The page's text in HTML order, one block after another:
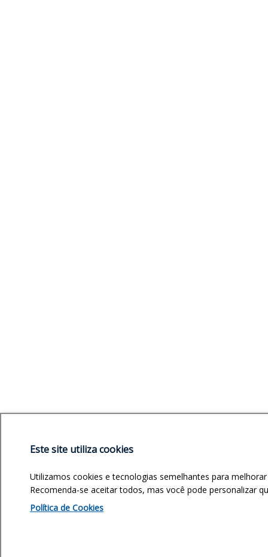
Este site utiliza cookies
Utilizamos cookies e tecnologias semelhantes para
Recomenda-se aceitar todos, mas você pode personalizar
Política de Cookies